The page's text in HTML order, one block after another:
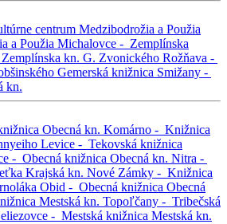
centrum Medzibodrožia a Použia
a Použia Michalovce - Zemplínska
Zemplínska kn. G. Zvonického Rožňava -
Gemerská knižnica Smižany -
kn.
Obecná kn. Komárno - Knižnica
Levice - Tekovská knižnica
- Obecná knižnica Obecná kn. Nitra -
Krajská kn. Nové Zámky - Knižnica
Obid - Obecná knižnica Obecná
Mestská kn. Topoľčany - Tribečská
- Mestská knižnica Mestská kn.